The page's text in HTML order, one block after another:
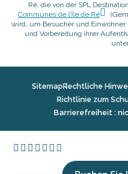
Ré, die von der SPL
Communes de l’Île de Ré
wird, um Besucher und
und Vorbereitung ihrer
SitemapRechtliche
Richtlinie zum
Barrierefreiheit :